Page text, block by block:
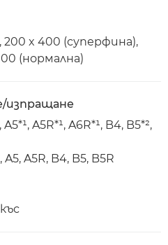
x 400 (суперфина),
(нормална)
изпращане
A5R*¹, A6R*¹, B4, B5*²,
A5R, B4, B5, B5R